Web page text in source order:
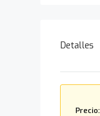
Detalles
Precio: